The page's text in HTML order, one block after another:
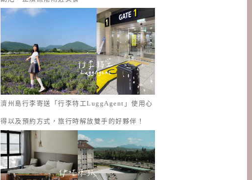
濟州島行李寄送「行李特工LuggAgent」使用心
得以及預約方式，旅行時解放雙手的好夥伴！